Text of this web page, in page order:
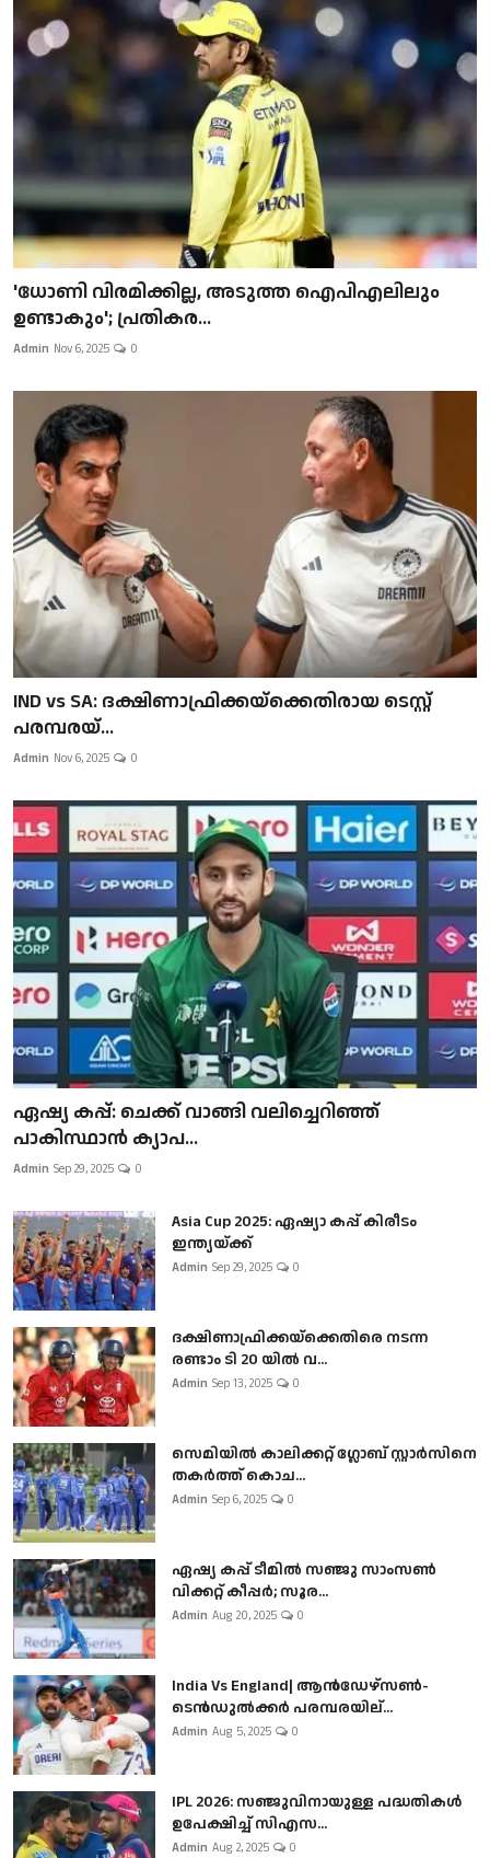
'ധോണി വിരമിക്കില്ല, അടുത്ത ഐപിഎലിലും
ഉണ്ടാകും'; പ്രതികര...
Admin Nov 6, 2025 0
IND vs SA: ദക്ഷിണാഫ്രിക്കയ്‌ക്കെതിരായ ടെസ്റ്റ്
പരമ്പരയ്...
Admin Nov 6, 2025 0
ഏഷ്യ കപ്പ്: ചെക്ക് വാങ്ങി വലിച്ചെറിഞ്ഞ്
പാകിസ്ഥാൻ ക്യാപ...
Admin Sep 29, 2025 0
Asia Cup 2025: ഏഷ്യാ കപ്പ് കിരീടം
ഇന്ത്യയ്ക്ക്
Admin Sep 29, 2025 0
ദക്ഷിണാഫ്രിക്കയ്‌ക്കെതിരെ നടന്ന
രണ്ടാം ടി 20 യിൽ വ...
Admin Sep 13, 2025 0
സെമിയിൽ കാലിക്കറ്റ് ഗ്ലോബ് സ്റ്റാർസിനെ
തകർത്ത് കൊച...
Admin Sep 6, 2025 0
ഏഷ്യ കപ്പ് ടീമിൽ സഞ്ജു സാംസൺ
വിക്കറ്റ് കീപ്പർ; സൂര...
Admin Aug 20, 2025 0
India Vs England| ആൻഡേഴ്സൺ-
ടെൻഡുല്‍ക്കർ പരമ്പരയില്...
Admin Aug 5, 2025 0
IPL 2026: സഞ്ജുവിനായുള്ള പദ്ധതികൾ
ഉപേക്ഷിച്ച് സിഎസ...
Admin Aug 2, 2025 0